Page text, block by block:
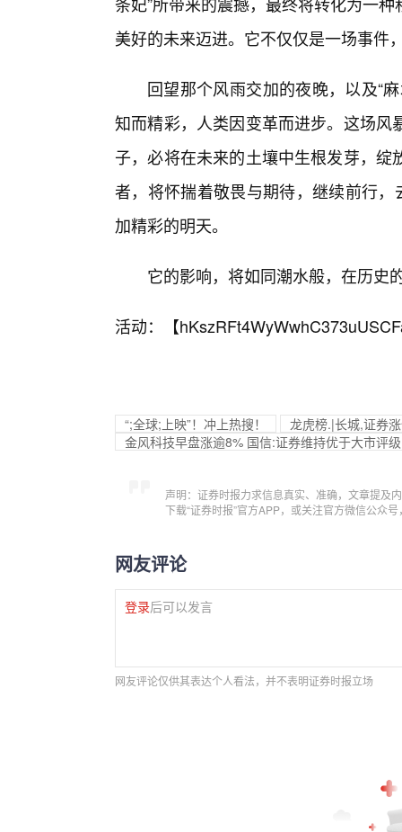
美好的未来迈进。它不仅仅是一场事件
回望那个风雨交加的夜晚，以及“
知而精彩，人类因变革而进步。这场
子，必将在未来的土壤中生根发芽，
者，将怀揣着敬畏与期待，继续前行
加精彩的明天。
它的影响，将如同潮水般，在历史
活动：【
“;全球;上映”！冲上热搜！
龙虎榜.|长城,证券
金风科技早盘涨逾8% 国信:证券维持优于大市评级
声明：证券时报力求信息真实、准确，文章提及
下载“证券时报”官方APP，或关注官方微信公众
网友评论
登录后可以发言
网友评论仅供其表达个人看法，并不表明证券时报立场